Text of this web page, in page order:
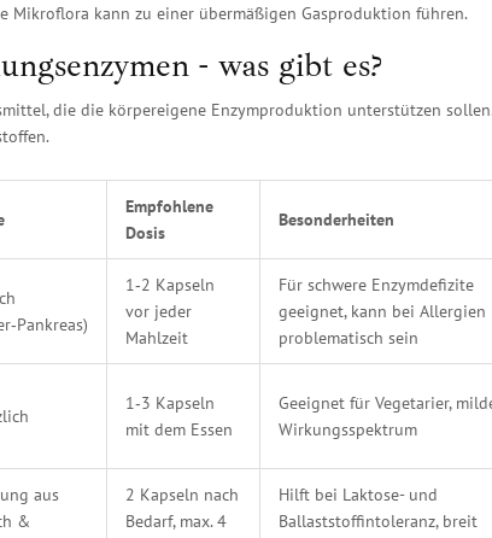
kann zu einer übermäßigen Gasproduktion führen.
- was gibt es?
, die die körpereigene Enzymproduktion unterstützen
Empfohlene
Dosis
Besonderheiten
1‑2 Kapseln
vor jeder
Mahlzeit
Für schwere Enzymdefizite
geeignet, kann bei Allergien
problematisch sein
1‑3 Kapseln
mit dem Essen
Geeignet für Vegetarier,
Wirkungsspektrum
aus
&
2 Kapseln nach
Bedarf, max. 4
Hilft bei Laktose- und
Ballaststoffintoleranz, breit